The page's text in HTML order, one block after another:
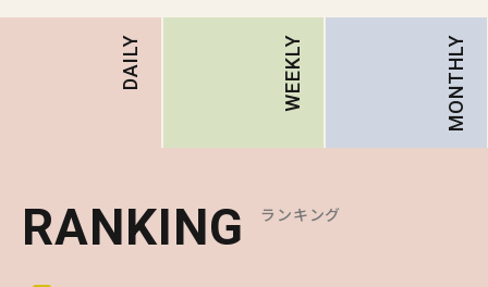
DAILY WEEKLY MONTHLY
RANKING ランキング
RANKING ランキング
RANKING ランキング